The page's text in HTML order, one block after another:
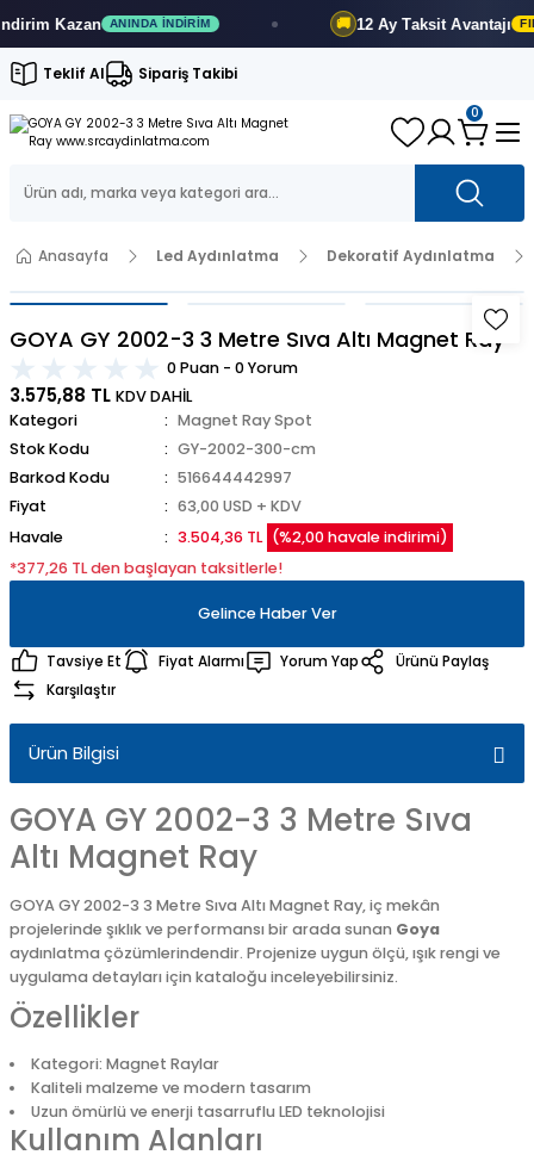
Kazan ANINDA İNDIRIM 12 Ay Taksit Avantajı
Teklif Al Sipariş Takibi
0
Anasayfa Led Aydınlatma Dekoratif Aydınlatma
GOYA GY 2002-3 3 Metre Sıva Altı Magnet Ray
0 Puan - 0 Yorum
3.575,88 TL KDV DAHİL
Kategori
Magnet Ray Spot
Stok Kodu
GY-2002-300-cm
Barkod Kodu
516644442997
Fiyat
63,00 USD + KDV
Havale
3.504,36 TL (%2,00 havale indirimi)
*377,26 TL den başlayan taksitlerle!
Gelince Haber Ver
Tavsiye Et Fiyat Alarmı Yorum Yap
Ürünü Paylaş
Karşılaştır
Ürün Bilgisi
GOYA GY 2002-3 3 Metre Sıva
Altı Magnet Ray
GOYA GY 2002-3 3 Metre Sıva Altı Magnet Ray, iç mekân
projelerinde şıklık ve performansı bir arada sunan Goya
aydınlatma çözümlerindendir. Projenize uygun ölçü, ışık rengi ve
uygulama detayları için kataloğu inceleyebilirsiniz.
Özellikler
Kategori: Magnet Raylar
Kaliteli malzeme ve modern tasarım
Uzun ömürlü ve enerji tasarruflu LED teknolojisi
Kullanım Alanları